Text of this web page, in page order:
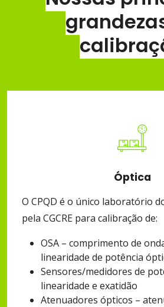
Óptica
O CPQD é o único laboratório
pela CGCRE para calibração de:
OSA – comprimento de
linearidade de potência
Sensores/medidores de
linearidade e exatidão
Atenuadores ópticos –